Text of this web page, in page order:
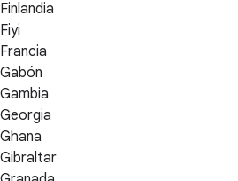
Finlandia
Fiyi
Francia
Gabón
Gambia
Georgia
Ghana
Gibraltar